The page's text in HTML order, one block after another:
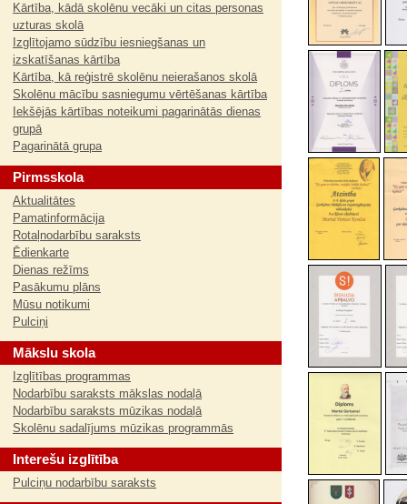
Kārtība, kādā skolēnu vecāki un citas personas
uzturas skolā
Izglītojamo sūdzību iesniegšanas un
izskatīšanas kārtība
Kārtība, kā reģistrē skolēnu neierašanos skolā
Skolēnu mācību sasniegumu vērtēšanas kārtība
Iekšējās kārtības noteikumi pagarinātās dienas
grupā
Pagarinātā grupa
Pirmsskola
Aktualitātes
Pamatinformācija
Rotaļnodarbību saraksts
Ēdienkarte
Dienas režīms
Pasākumu plāns
Mūsu notikumi
Pulciņi
Mākslu skola
Izglītības programmas
Nodarbību saraksts mākslas nodaļā
Nodarbību saraksts mūzikas nodaļā
Skolēnu sadalījums mūzikas programmās
Interešu izglītība
Pulciņu nodarbību saraksts